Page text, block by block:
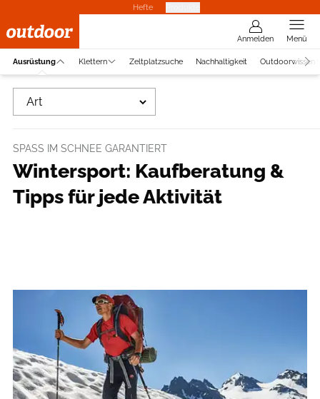
Hefte
Anmelden Menü
Ausrüstung Klettern Zeltplatzsuche Nachhaltigkeit Outdoorwissen
Art
SPASS IM SCHNEE GARANTIERT
Wintersport: Kaufberatung &
Tipps für jede Aktivität